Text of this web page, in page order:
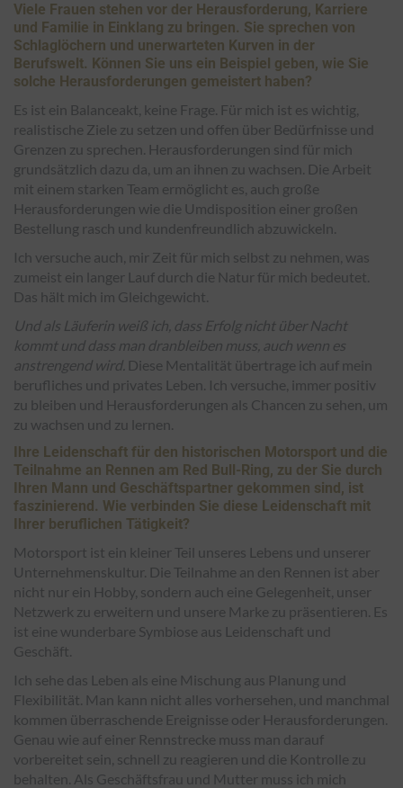
Viele Frauen stehen vor der Herausforderung, Karriere
und Familie in Einklang zu bringen. Sie sprechen von
Schlaglöchern und unerwarteten Kurven in der
Berufswelt. Können Sie uns ein Beispiel geben, wie Sie
solche Herausforderungen gemeistert haben?
Es ist ein Balanceakt, keine Frage. Für mich ist es wichtig,
realistische Ziele zu setzen und offen über Bedürfnisse und
Grenzen zu sprechen. Herausforderungen sind für mich
grundsätzlich dazu da, um an ihnen zu wachsen. Die Arbeit
mit einem starken Team ermöglicht es, auch große
Herausforderungen wie die Umdisposition einer großen
Bestellung rasch und kundenfreundlich abzuwickeln.
Ich versuche auch, mir Zeit für mich selbst zu nehmen, was
zumeist ein langer Lauf durch die Natur für mich bedeutet.
Das hält mich im Gleichgewicht.
Und als Läuferin weiß ich, dass Erfolg nicht über Nacht
kommt und dass man dranbleiben muss, auch wenn es
anstrengend wird. Diese Mentalität übertrage ich auf mein
berufliches und privates Leben. Ich versuche, immer positiv
zu bleiben und Herausforderungen als Chancen zu sehen, um
zu wachsen und zu lernen.
Ihre Leidenschaft für den historischen Motorsport und die
Teilnahme an Rennen am Red Bull-Ring, zu der Sie durch
Ihren Mann und Geschäftspartner gekommen sind, ist
faszinierend. Wie verbinden Sie diese Leidenschaft mit
Ihrer beruflichen Tätigkeit?
Motorsport ist ein kleiner Teil unseres Lebens und unserer
Unternehmenskultur. Die Teilnahme an den Rennen ist aber
nicht nur ein Hobby, sondern auch eine Gelegenheit, unser
Netzwerk zu erweitern und unsere Marke zu präsentieren. Es
ist eine wunderbare Symbiose aus Leidenschaft und
Geschäft.
Ich sehe das Leben als eine Mischung aus Planung und
Flexibilität. Man kann nicht alles vorhersehen, und manchmal
kommen überraschende Ereignisse oder Herausforderungen.
Genau wie auf einer Rennstrecke muss man darauf
vorbereitet sein, schnell zu reagieren und die Kontrolle zu
behalten. Als Geschäftsfrau und Mutter muss ich mich